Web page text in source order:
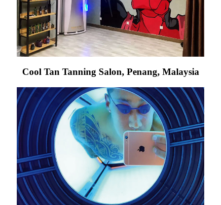
Cool Tan Tanning Salon, Penang, Malaysia